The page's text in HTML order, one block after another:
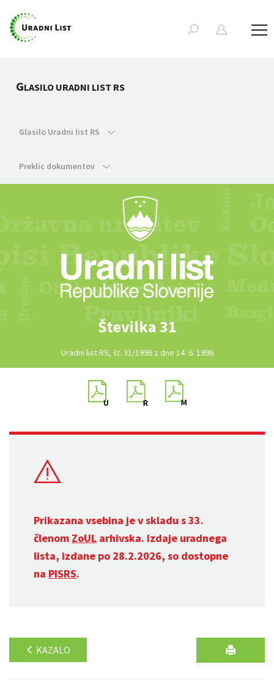
GLASILO URADNI LIST RS
Glasilo Uradni list RS
Preklic dokumentov
Številka 31
Uradni list RS, št. 31/1996 z dne 14. 6. 1996
Prikazana vsebina je v skladu s 33.
členom ZoUL arhivska. Izdaje uradnega
lista, izdane po 28.2.2026, so dostopne
na PISRS.
KAZALO